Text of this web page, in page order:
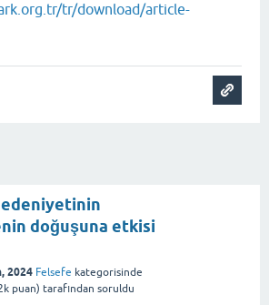
tr/download/article-
doğuşuna etkisi
2024 Felsefe kategorisinde
puan) tarafından soruldu